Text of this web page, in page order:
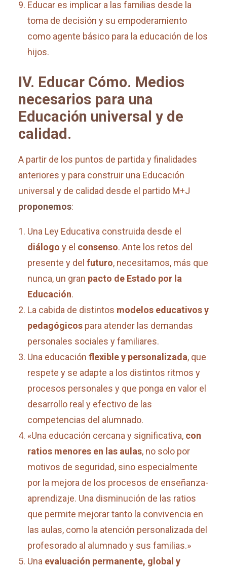
Educar es implicar a las familias desde la
toma de decisión y su empoderamiento
como agente básico para la educación de los
hijos.
IV. Educar Cómo. Medios
necesarios para una
Educación universal y de
calidad.
A partir de los puntos de partida y finalidades
anteriores y para construir una Educación
universal y de calidad desde el partido M+J
proponemos:
Una Ley Educativa construida desde el
diálogo y el consenso. Ante los retos del
presente y del futuro, necesitamos, más que
nunca, un gran pacto de Estado por la
Educación.
La cabida de distintos modelos educativos y
pedagógicos para atender las demandas
personales sociales y familiares.
Una educación flexible y personalizada, que
respete y se adapte a los distintos ritmos y
procesos personales y que ponga en valor el
desarrollo real y efectivo de las
competencias del alumnado.
«Una educación cercana y significativa, con
ratios menores en las aulas, no solo por
motivos de seguridad, sino especialmente
por la mejora de los procesos de enseñanza-
aprendizaje. Una disminución de las ratios
que permite mejorar tanto la convivencia en
las aulas, como la atención personalizada del
profesorado al alumnado y sus familias.»
Una evaluación permanente, global y